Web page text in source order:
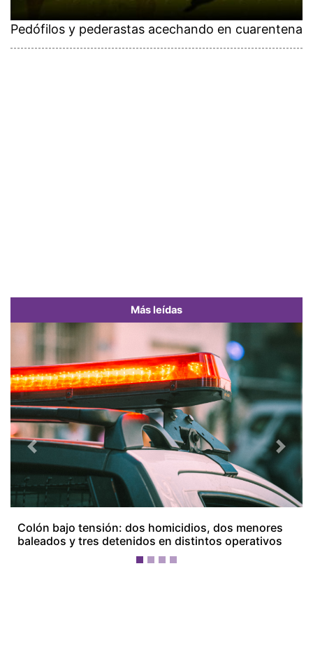
Pedófilos y pederastas acechando en cuarentena
Más leídas
Colón bajo tensión: dos homicidios, dos menores
baleados y tres detenidos en distintos operativos
Previous Next